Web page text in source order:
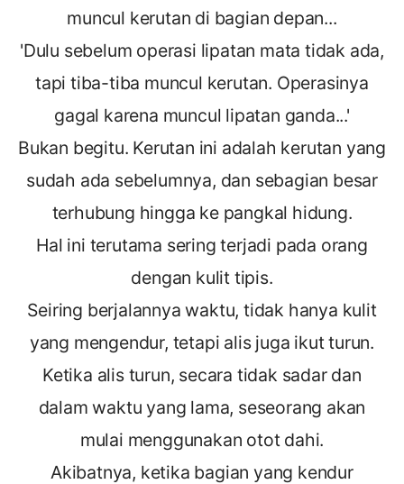
muncul kerutan di bagian depan...
'Dulu sebelum operasi lipatan mata tidak ada,
tapi tiba-tiba muncul kerutan. Operasinya
gagal karena muncul lipatan ganda...'
Bukan begitu. Kerutan ini adalah kerutan yang
sudah ada sebelumnya, dan sebagian besar
terhubung hingga ke pangkal hidung.
Hal ini terutama sering terjadi pada orang
dengan kulit tipis.
Seiring berjalannya waktu, tidak hanya kulit
yang mengendur, tetapi alis juga ikut turun.
Ketika alis turun, secara tidak sadar dan
dalam waktu yang lama, seseorang akan
mulai menggunakan otot dahi.
Akibatnya, ketika bagian yang kendur